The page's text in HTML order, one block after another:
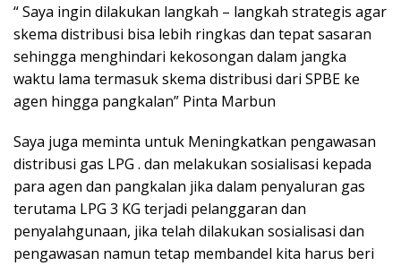
“ Saya ingin dilakukan langkah – langkah strategis agar
skema distribusi bisa lebih ringkas dan tepat sasaran
sehingga menghindari kekosongan dalam jangka
waktu lama termasuk skema distribusi dari SPBE ke
agen hingga pangkalan” Pinta Marbun
Saya juga meminta untuk Meningkatkan pengawasan
distribusi gas LPG . dan melakukan sosialisasi kepada
para agen dan pangkalan jika dalam penyaluran gas
terutama LPG 3 KG terjadi pelanggaran dan
penyalahgunaan, jika telah dilakukan sosialisasi dan
pengawasan namun tetap membandel kita harus beri